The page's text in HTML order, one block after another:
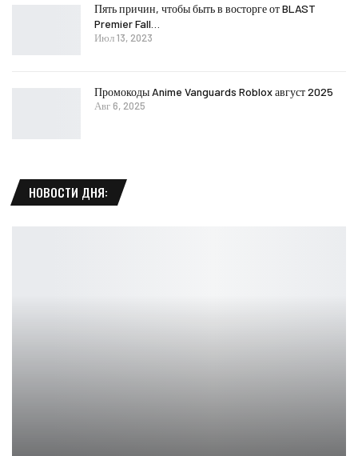
Пять причин, чтобы быть в восторге от BLAST
Premier Fall…
Июл 13, 2023
Промокоды Anime Vanguards Roblox август 2025
Авг 6, 2025
НОВОСТИ ДНЯ: